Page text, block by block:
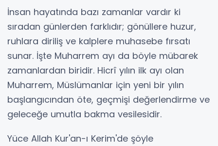
İnsan hayatında bazı zamanlar vardır ki
sıradan günlerden farklıdır; gönüllere huzur,
ruhlara diriliş ve kalplere muhasebe fırsatı
sunar. İşte Muharrem ayı da böyle mübarek
zamanlardan biridir. Hicrî yılın ilk ayı olan
Muharrem, Müslümanlar için yeni bir yılın
başlangıcından öte, geçmişi değerlendirme ve
geleceğe umutla bakma vesilesidir.
Yüce Allah Kur'an-ı Kerim'de şöyle